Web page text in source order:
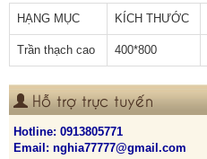
HẠNG MỤC KÍCH THƯỚC
Trần thạch cao 400*800
Hỗ trợ trực tuyến
Hotline: 0913805771
Email: nghia77777@gmail.com